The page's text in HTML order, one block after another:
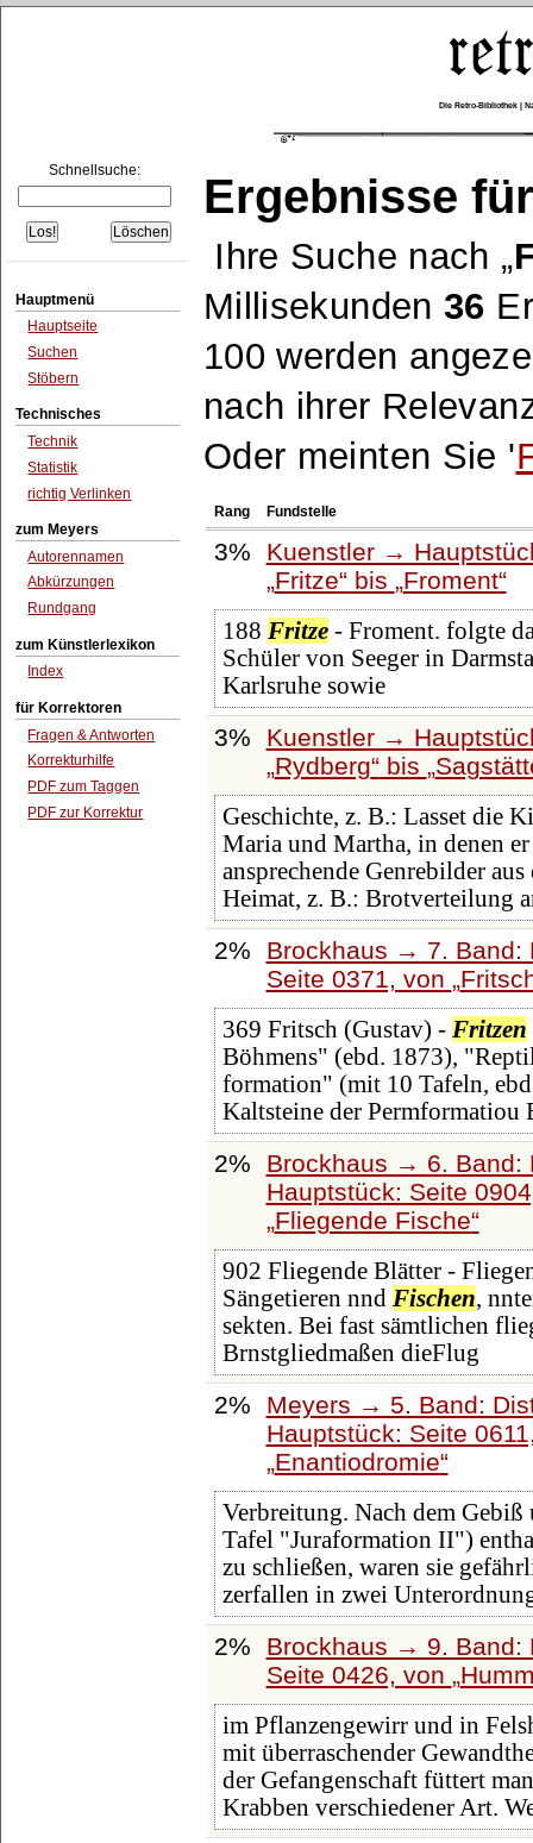
Die Retro-Bibliothek |
Schnellsuche:
Hauptmenü
Hauptseite
Suchen
Stöbern
Technisches
Technik
Statistik
richtig Verlinken
zum Meyers
Autorennamen
Abkürzungen
Rundgang
zum Künstlerlexikon
Index
für Korrektoren
Fragen & Antworten
Korrekturhilfe
PDF zum Taggen
PDF zur Korrektur
Ergebnisse
Ihre Suche nach
Millisekunden36
100 werden
nach ihrer
Oder meinten Sie '
Rang Fundstelle
3%
Kuenstler →
Fritze bis Froment
188 Fritze- Froment. folgte
Schüler von Seeger in
Karlsruhe sowie
3%
Kuenstler →
Rydberg bis
Geschichte, z. B.: Lasset die
Maria und Martha, in denen
ansprechende Genrebilder
Heimat, z. B.: Brotverteilung
2%
Brockhaus → 7. Band:
Seite 0371, von
369 Fritsch (Gustav) - Fritzen
Böhmens" (ebd. 1873),
formation" (mit 10 Tafeln,
Kaltsteine der Permformatiou
2%
Brockhaus → 6. Band:
Hauptstück: Seite
Fliegende Fische
902 Fliegende Blätter -
Sängetieren nnd Fischen,
sekten. Bei fast sämtlichen
Brnstgliedmaßen dieFlug
2%
Meyers → 5. Band:
Hauptstück: Seite
Enantiodromie
Verbreitung. Nach dem
Tafel "Juraformation II")
zu schließen, waren sie
zerfallen in zwei
2%
Brockhaus → 9. Band:
Seite 0426, von
im Pflanzengewirr und in
mit überraschender
der Gefangenschaft füttert
Krabben verschiedener Art.